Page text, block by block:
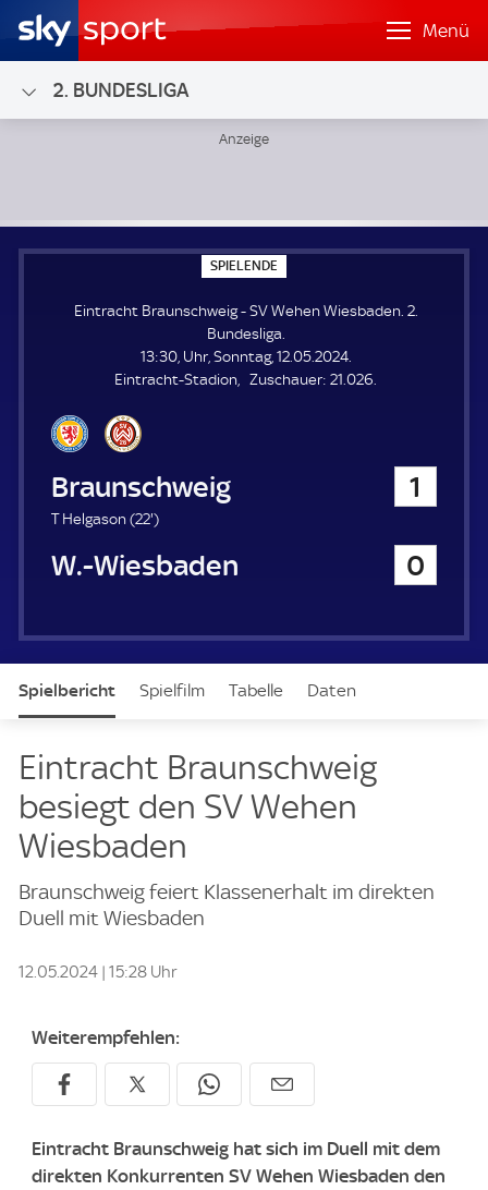
Menü
2. BUNDESLIGA
SPIELENDE
P
E
E
N
D
E
Eintracht Braunschweig - SV Wehen Wiesbaden. 2.
Bundesliga.
13:30, Uhr, Sonntag, 12.05.2024.
Eintracht-Stadion
Zuschauer: Z
21.026.
Eintracht Braunschweig 1
T Helgason (22'2
.
e
)
SV Wehen Wiesbaden 0
Spielbericht Spielfilm Tabelle Daten
Eintracht Braunschweig
besiegt den SV Wehen
Wiesbaden
Braunschweig feiert Klassenerhalt im direkten
Duell mit Wiesbaden
12.05.2024 | 15:28 Uhr
Weiterempfehlen:
Eintracht Braunschweig hat sich im Duell mit dem
direkten Konkurrenten SV Wehen Wiesbaden den